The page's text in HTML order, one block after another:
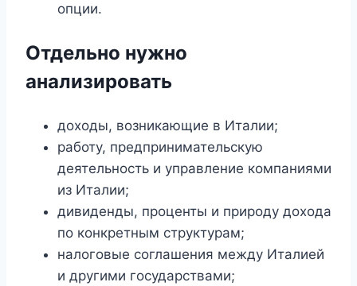
опции.
Отдельно нужно
анализировать
доходы, возникающие в Италии;
работу, предпринимательскую
деятельность и управление компаниями
из Италии;
дивиденды, проценты и природу дохода
по конкретным структурам;
налоговые соглашения между Италией
и другими государствами;